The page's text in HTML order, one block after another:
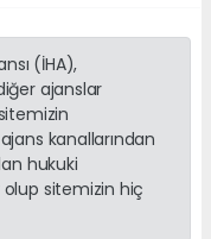
(İHA),
ajanslar
kanallarından
hukuki
sitemizin hiç